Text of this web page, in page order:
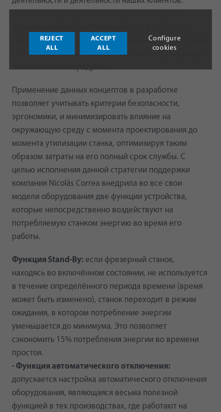
станков с экологическими сертификатами продукции
EPD (Environmental Product Declaration) (Декларация
Применение данных концептов в разработке
позволяет учитывать критерии безопасности,
эргономики, и минимизировать влияние на
окружающую среду с момента проектирования до
момента утилизации станка, оптимизируя таким
образом затраты на его полный срок службы. С
целью исполнения данной стратегии поддержки
компания Nicolás Correa внедрила во все свои
модели оборудования две функции устройства,
которые непосредственно воздействуют на
потребляемую станком энергию во время его
работы.
Функция Stand-By: если фрезерный станок,
находясь во включённом состоянии, не используется
в течение определённого периода времени (время
может быть изменено), станок переходит в режим
ожидания, в котором потребление энергии
уменьшается до минимума. Это позволяет
сэкономить 15% потребления энергии во времени
простоя.
- Функция автоматического отключения:
допускается настройка автоматического отключения
оборудования, являющаяся весьма полезной
функцией в тех производствах, где работают на
REJECT
ALL
ACCEPT
ALL
Configure
cookies